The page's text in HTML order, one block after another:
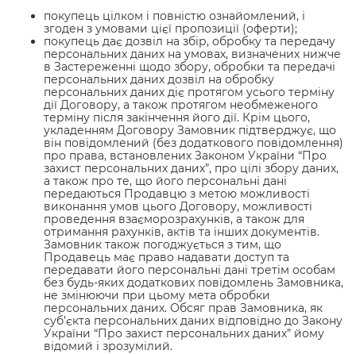
покупець цілком і повністю ознайомлений, і
згоден з умовами цієї пропозиції (оферти);
покупець дає дозвіл на збір, обробку та передачу
персональних даних на умовах, визначених нижче
в Застереженні щодо збору, обробки та передачі
персональних даних дозвіл на обробку
персональних даних діє протягом усього терміну
дії Договору, а також протягом необмеженого
терміну після закінчення його дії. Крім цього,
укладенням Договору Замовник підтверджує, що
він повідомлений (без додаткового повідомлення)
про права, встановлених Законом України “Про
захист персональних даних”, про цілі збору даних,
а також про те, що його персональні дані
передаються Продавцю з метою можливості
виконання умов цього Договору, можливості
проведення взаєморозрахунків, а також для
отримання рахунків, актів та інших документів.
Замовник також погоджується з тим, що
Продавець має право надавати доступ та
передавати його персональні дані третім особам
без будь-яких додаткових повідомлень Замовника,
не змінюючи при цьому мета обробки
персональних даних. Обсяг прав Замовника, як
суб’єкта персональних даних відповідно до Закону
України “Про захист персональних даних” йому
відомий і зрозумілий.